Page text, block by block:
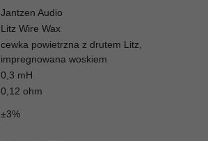
Jantzen Audio
Litz Wire Wax
cewka powietrzna z drutem Litz,
impregnowana woskiem
0,3 mH
0,12 ohm
±3%